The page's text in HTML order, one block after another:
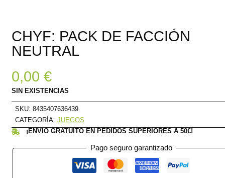
CHYF: PACK DE FACCIÓN
NEUTRAL
0,00 €
SIN EXISTENCIAS
SKU: 8435407636439
CATEGORÍA: JUEGOS
¡ENVÍO GRATUITO EN PEDIDOS SUPERIORES A 50€!
Pago seguro garantizado